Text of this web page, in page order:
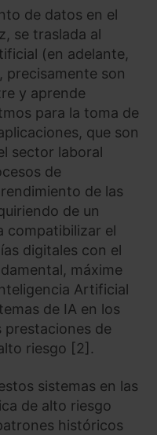
de datos en el
se traslada al
(en adelante,
precisamente son
y aprende
para la toma de
que son
sector laboral
de
de las
de un
compatibilizar el
digitales con el
máxime
Artificial
de IA en los
prestaciones de
riesgo [2].
sistemas en las
de alto riesgo
históricos